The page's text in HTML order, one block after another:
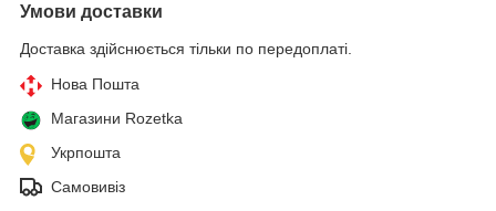
Умови доставки
Доставка здійснюється тільки по передоплаті.
Нова Пошта
Магазини Rozetka
Укрпошта
Самовивіз